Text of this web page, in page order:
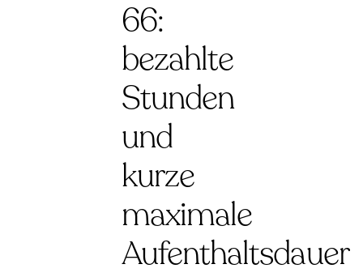
66:
bezahlte
Stunden
und
kurze
maximale
Aufenthaltsdauer